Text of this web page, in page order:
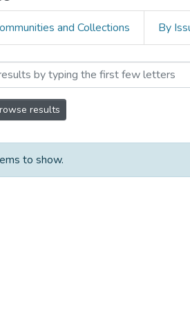
and Collections By
Серия
results
to show.